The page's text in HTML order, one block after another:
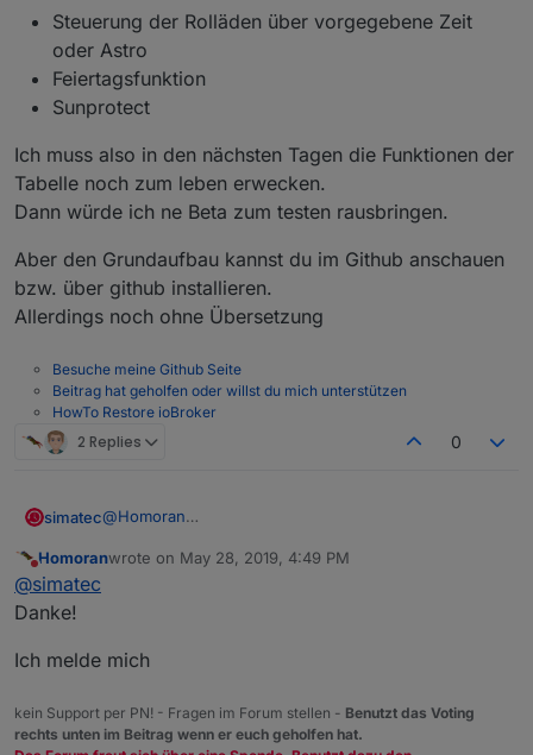
Steuerung der Rolläden über vorgegebene Zeit
oder Astro
Feiertagsfunktion
Sunprotect
Ich muss also in den nächsten Tagen die Funktionen der
Tabelle noch zum leben erwecken.
Dann würde ich ne Beta zum testen rausbringen.
Aber den Grundaufbau kannst du im Github anschauen
bzw. über github installieren.
Allerdings noch ohne Übersetzung
Besuche meine Github Seite
Beitrag hat geholfen oder willst du mich unterstützen
HowTo Restore ioBroker
2 Replies 0
simatec@Homoran
Funktionen sind aber noch nicht alle vorhanden.
verzweifeln gebracht.
Was aktuell in der Tabelle geht ist folgendes
Sunprotec Funktion
Feiertagsfunktion
Sunprotect
der Tabelle noch zum leben erwecken.
Dann würde ich ne Beta zum testen rausbringen.
Aber den Grundaufbau kannst du im Github
Do not disturb
Homoranwrote on May 28, 2019, 4:49 PM
last edited by
@simatec
Danke!
Ich melde mich
kein Support per PN! - Fragen im Forum stellen - Benutzt das Voting
rechts unten im Beitrag wenn er euch geholfen hat.